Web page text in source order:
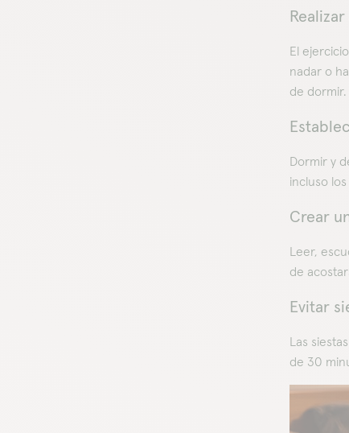
El
nadar o
de dormir.
Dormir y
incluso
Crear
Leer,
de
Evitar
Las
de 30